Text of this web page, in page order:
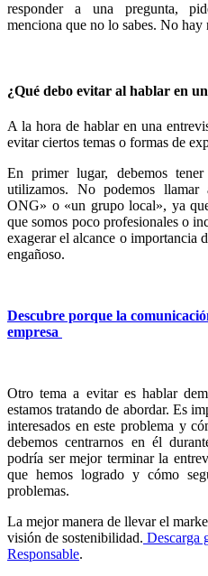
responder a una pregunta,
menciona que no lo sabes. No
¿Qué debo evitar al hablar en
A la hora de hablar en una
evitar ciertos temas o formas de
En primer lugar, debemos
utilizamos. No podemos
ONG» o «un grupo local», ya
que somos poco profesionales o
exagerar el alcance o importancia
engañoso.
Descubre porque la
empresa
Otro tema a evitar es hablar
estamos tratando de abordar. Es
interesados en este problema y
debemos centrarnos en él
podría ser mejor terminar la
que hemos logrado y cómo
problemas.
La mejor manera de llevar el
visión de sostenibilidad. Descarga
Responsable.